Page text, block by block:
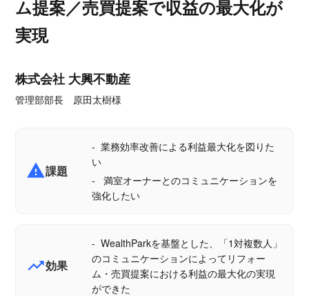
ム提案／売買提案で収益の最大化が
実現
株式会社 大興不動産
管理部部長 原田太樹様
report_problem課題
業務効率改善による利益最大化を図りた
い
満室オーナーとのコミュニケーションを
強化したい
trending_up効果
WealthParkを基盤とした、「1対複数人」
のコミュニケーションによってリフォー
ム・売買提案における利益の最大化の実現
ができた